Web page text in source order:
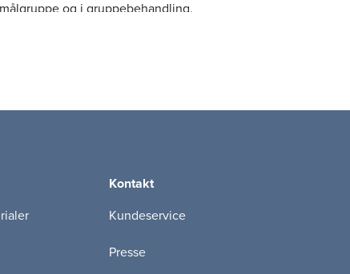
og i gruppebehandling.
spænder bredt, og der er udvalgte cases fra forskellige
Kontakt
Kundeservice
Presse